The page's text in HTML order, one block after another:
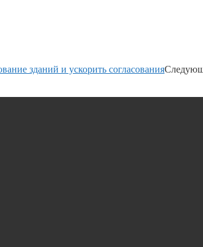
зданий и ускорить согласования